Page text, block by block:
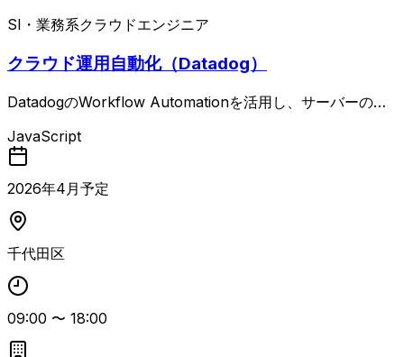
SI・業務系クラウドエンジニア
クラウド運用自動化（Datadog）
DatadogのWorkflow Automationを活用し、サーバーの正
開発支援案件です。 監視オペレーターの一次対応を自動化
することを目的としており、AWSまたはAzure上のシステ
ム運用を前提とした運用設計や運用自動化の要件整理・実装
を行います。 顧客折衝を通じて要件定義や仕様調整を行
い、新規UIの設計・開発、コード品質や保守性向上に向け
しつつ、Datadogやクラウドサービスを組み合わせた運用自
動化の仕組みを構築できるエンジニア向けの案件です。
JavaScript
2026年4 月予定
千代田区
09:00 〜 18:00